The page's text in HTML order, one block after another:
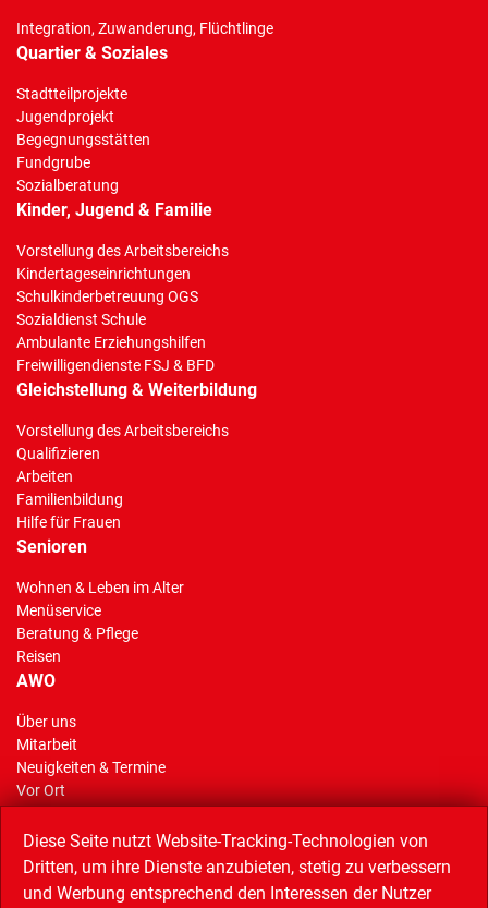
Integration, Zuwanderung, Flüchtlinge
Quartier & Soziales
Stadtteilprojekte
Jugendprojekt
Begegnungsstätten
Fundgrube
Sozialberatung
Kinder, Jugend & Familie
Vorstellung des Arbeitsbereichs
Kindertageseinrichtungen
Schulkinderbetreuung OGS
Sozialdienst Schule
Ambulante Erziehungshilfen
Freiwilligendienste FSJ & BFD
Gleichstellung & Weiterbildung
Vorstellung des Arbeitsbereichs
Qualifizieren
Arbeiten
Familienbildung
Hilfe für Frauen
Senioren
Wohnen & Leben im Alter
Menüservice
Beratung & Pflege
Reisen
AWO
Über uns
Mitarbeit
Neuigkeiten & Termine
Vor Ort
Reisen
Diese Seite nutzt Website-Tracking-Technologien von
Dritten, um ihre Dienste anzubieten, stetig zu verbessern
und Werbung entsprechend den Interessen der Nutzer